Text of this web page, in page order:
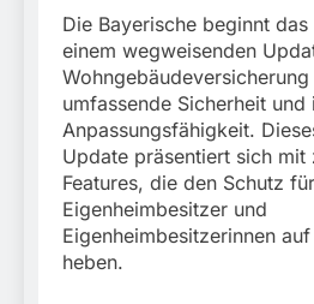
/
wegen
Eingriffs
5. August
Die Bayerische beginnt
einem wegweisenden
umfassende Sicherheit
Anpassungsfähigkeit.
Update präsentiert sich mit
Features, die den Schutz für
Eigenheimbesitzer und
Eigenheimbesitzerinnen
heben.